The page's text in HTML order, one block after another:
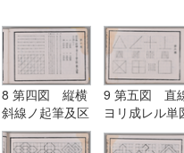
8 第四図 縦横
斜線ノ起筆及区
分点ノ式
9 第五図 直
ヨリ成レル単